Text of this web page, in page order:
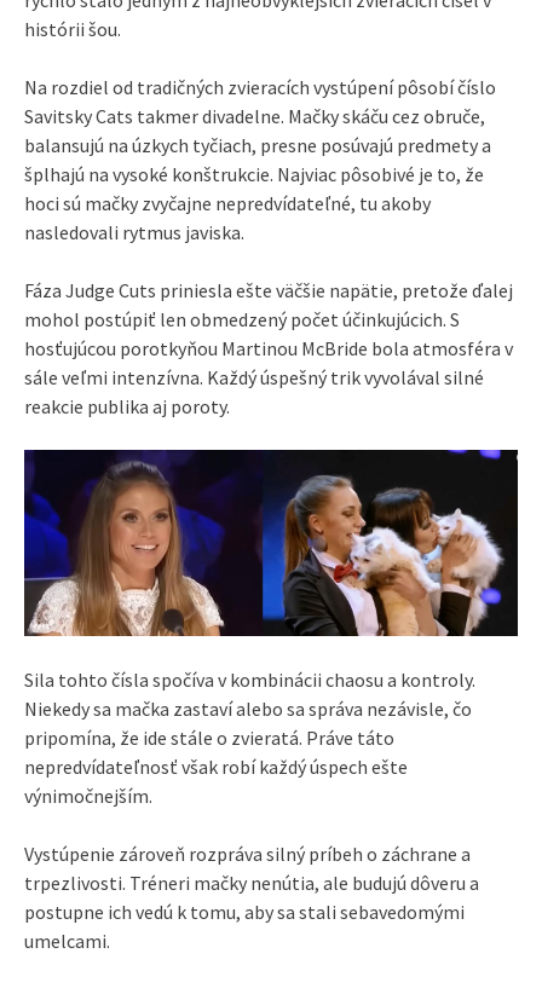
histórii šou.
Na rozdiel od tradičných zvieracích vystúpení pôsobí číslo
Savitsky Cats takmer divadelne. Mačky skáču cez obruče,
balansujú na úzkych tyčiach, presne posúvajú predmety a
šplhajú na vysoké konštrukcie. Najviac pôsobivé je to, že
hoci sú mačky zvyčajne nepredvídateľné, tu akoby
nasledovali rytmus javiska.
Fáza Judge Cuts priniesla ešte väčšie napätie, pretože ďalej
mohol postúpiť len obmedzený počet účinkujúcich. S
hosťujúcou porotkyňou Martinou McBride bola atmosféra v
sále veľmi intenzívna. Každý úspešný trik vyvolával silné
reakcie publika aj poroty.
Sila tohto čísla spočíva v kombinácii chaosu a kontroly.
Niekedy sa mačka zastaví alebo sa správa nezávisle, čo
pripomína, že ide stále o zvieratá. Práve táto
nepredvídateľnosť však robí každý úspech ešte
výnimočnejším.
Vystúpenie zároveň rozpráva silný príbeh o záchrane a
trpezlivosti. Tréneri mačky nenútia, ale budujú dôveru a
postupne ich vedú k tomu, aby sa stali sebavedomými
umelcami.